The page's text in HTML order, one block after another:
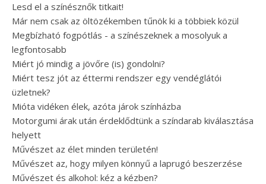
Lesd el a színésznők titkait!
Már nem csak az öltözékemben tűnök ki a többiek közül
Megbízható fogpótlás - a színészeknek a mosolyuk a
legfontosabb
Miért jó mindig a jövőre (is) gondolni?
Miért tesz jót az éttermi rendszer egy vendéglátói
üzletnek?
Mióta vidéken élek, azóta járok színházba
Motorgumi árak után érdeklődtünk a színdarab kiválasztása
helyett
Művészet az élet minden területén!
Művészet az, hogy milyen könnyű a laprugó beszerzése
Művészet és alkohol: kéz a kézben?